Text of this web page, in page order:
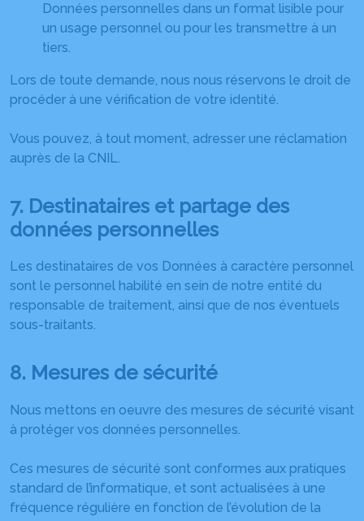
Données personnelles dans un format lisible pour
un usage personnel ou pour les transmettre à un
tiers.
Lors de toute demande, nous nous réservons le droit de
procéder à une vérification de votre identité.
Vous pouvez, à tout moment, adresser une réclamation
auprès de la CNIL.
7. Destinataires et partage des
données personnelles
Les destinataires de vos Données à caractère personnel
sont le personnel habilité en sein de notre entité du
responsable de traitement, ainsi que de nos éventuels
sous-traitants.
8. Mesures de sécurité
Nous mettons en oeuvre des mesures de sécurité visant
à protéger vos données personnelles.
Ces mesures de sécurité sont conformes aux pratiques
standard de l’informatique, et sont actualisées à une
fréquence régulière en fonction de l’évolution de la